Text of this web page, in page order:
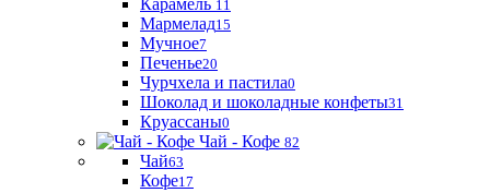
Карамель 11
Мармелад15
Мучное7
Печенье20
Чурчхела и пастила0
Шоколад и шоколадные конфеты31
Круассаны0
Чай - Кофе 82
Чай63
Кофе17